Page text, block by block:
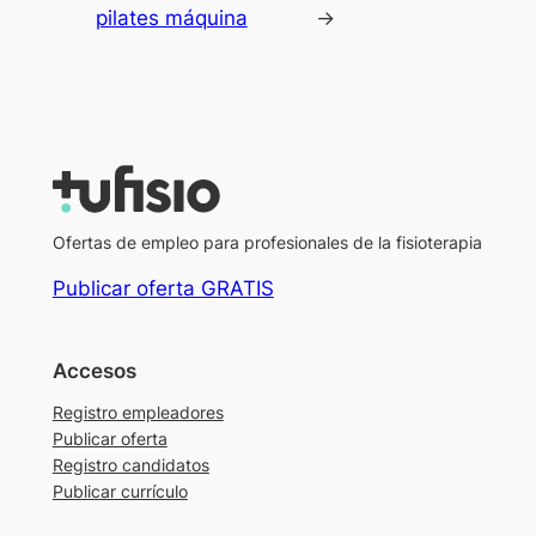
pilates máquina
→
Ofertas de empleo para profesionales de la fisioterapia
Publicar oferta GRATIS
Accesos
Registro empleadores
Publicar oferta
Registro candidatos
Publicar currículo